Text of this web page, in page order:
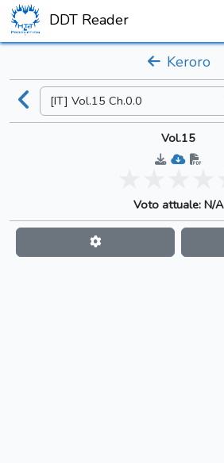
DDT Reader
Keroro
Vol.15
Voto attuale: N/A